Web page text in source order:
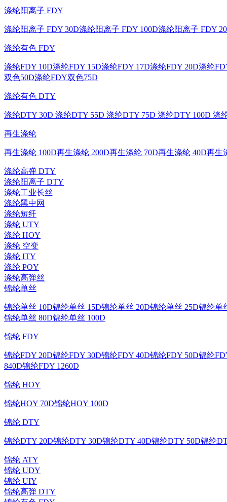
涤纶阳离子 FDY
涤纶阳离子 FDY 30D涤纶阳离子 FDY 100D涤纶阳离子 FDY
涤纶有色 FDY
涤纶FDY 10D涤纶FDY 15D涤纶FDY 17D涤纶FDY 20D涤纶
双色50D涤纶FDY双色75D
涤纶有色 DTY
涤纶DTY 30D 涤纶DTY 55D 涤纶DTY 75D 涤纶DTY 100D 涤
再生涤纶
再生涤纶 100D再生涤纶 200D再生涤纶 70D再生涤纶 40D再生
涤纶高弹 DTY
涤纶阳离子 DTY
涤纶工业长丝
涤纶黑中网
涤纶短纤
涤纶 UTY
涤纶 HOY
涤纶 空变
涤纶 ITY
涤纶 POY
涤纶高弹丝
锦纶单丝
锦纶单丝 10D锦纶单丝 15D锦纶单丝 20D锦纶单丝 25D锦纶单
锦纶单丝 80D锦纶单丝 100D
锦纶 FDY
锦纶FDY 20D锦纶FDY 30D锦纶FDY 40D锦纶FDY 50D锦纶
840D锦纶FDY 1260D
锦纶 HOY
锦纶HOY 70D锦纶HOY 100D
锦纶 DTY
锦纶DTY 20D锦纶DTY 30D锦纶DTY 40D锦纶DTY 50D锦纶
锦纶 ATY
锦纶 UDY
锦纶 UIY
锦纶高弹 DTY